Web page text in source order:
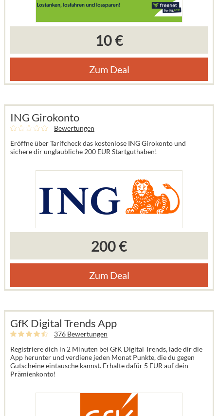
10 €
Zum Deal
ING Girokonto
Bewertungen
Eröffne über Tarifcheck das kostenlose ING Girokonto und
sichere dir unglaubliche 200 EUR Startguthaben!
200 €
Zum Deal
GfK Digital Trends App
376 Bewertungen
Registriere dich in 2 Minuten bei GfK Digital Trends, lade dir die
App herunter und verdiene jeden Monat Punkte, die du gegen
Gutscheine eintausche kannst. Erhalte dafür 5 EUR auf dein
Prämienkonto!